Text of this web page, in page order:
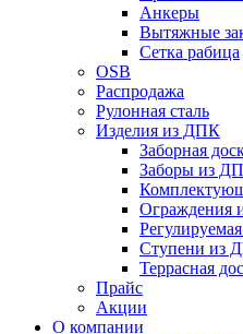
Анкеры
Вытяжные
Сетка рабица
OSB
Распродажа
Рулонная сталь
Изделия из ДПК
Заборная
Заборы из
Ограждения
Ступени из
Террасная
Прайс
Акции
О компании